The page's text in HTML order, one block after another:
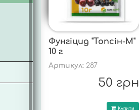
Фунгіцид "Топсін-М"
10 г
Артикул: 287
50 грн
Купити